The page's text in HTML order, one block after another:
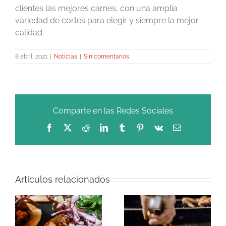
clientes las mejores carnes, con una amplia
variedad de cortes para elegir y siempre la mejor
calidad.
8 abril, 2021 | Noticias | Sin comentarios
Comparte en las Redes Sociales
Facebook
X RedditLinkedInTumblrPinterest
Vk
Correo
Artículos relacionados
Conservar la